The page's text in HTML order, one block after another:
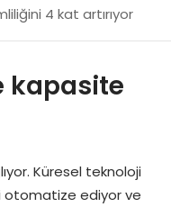
4 kat artırıyor
kapasite
Küresel teknoloji
otomatize ediyor ve